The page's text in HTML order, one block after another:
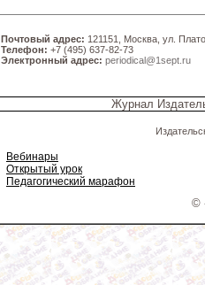
Почтовый адрес: 121151, Москва, ул.
Телефон: +7 (495) 637-82-73
Электронный адрес: periodical@1sept.ru
Журнал
Вебинары
Открытый урок
Педагогический марафон
©